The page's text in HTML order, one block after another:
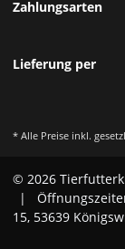
Zahlungsarten
Lieferung per
* Alle Preise inkl.
© 2026
|
15, 53639